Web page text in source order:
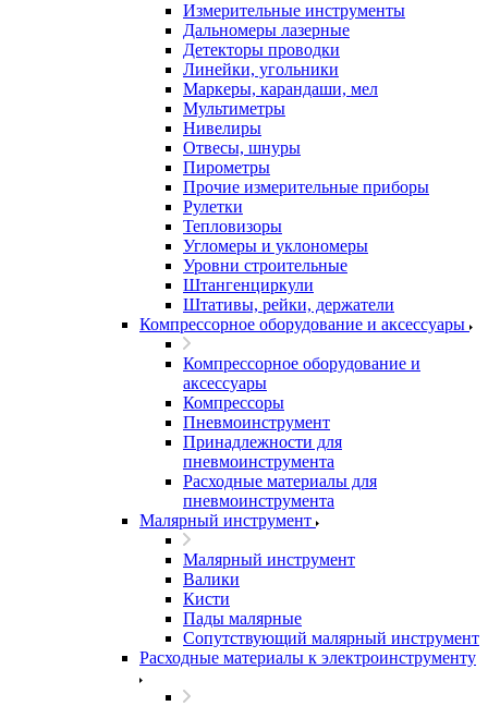
Измерительные инструменты
Дальномеры лазерные
Детекторы проводки
Линейки, угольники
Маркеры, карандаши, мел
Мультиметры
Нивелиры
Отвесы, шнуры
Пирометры
Прочие измерительные приборы
Рулетки
Тепловизоры
Угломеры и уклономеры
Уровни строительные
Штангенциркули
Штативы, рейки, держатели
Компрессорное оборудование и аксессуары
Компрессорное оборудование и
аксессуары
Компрессоры
Пневмоинструмент
Принадлежности для
пневмоинструмента
Расходные материалы для
пневмоинструмента
Малярный инструмент
Малярный инструмент
Валики
Кисти
Пады малярные
Сопутствующий малярный инструмент
Расходные материалы к электроинструменту